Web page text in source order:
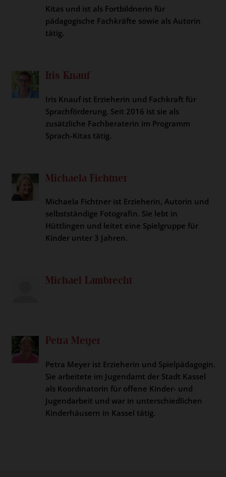
Kitas und ist als Fortbildnerin für
pädagogische Fachkräfte sowie als Autorin
tätig.
Iris Knauf
Iris Knauf ist Erzieherin und Fachkraft für
Sprachförderung. Seit 2016 ist sie als
zusätzliche Fachberaterin im Programm
Sprach-Kitas tätig.
Michaela Fichtner
Michaela Fichtner ist Erzieherin, Autorin und
selbstständige Fotografin. Sie lebt in
Hüttlingen und leitet eine Spielgruppe für
Kinder unter 3 Jahren.
Michael Lambrecht
Petra Meyer
Petra Meyer ist Erzieherin und Spielpädagogin.
Sie arbeitete im Jugendamt der Stadt Kassel
als Koordinatorin für offene Kinder- und
Jugendarbeit und war in unterschiedlichen
Kinderhäusern in Kassel tätig.